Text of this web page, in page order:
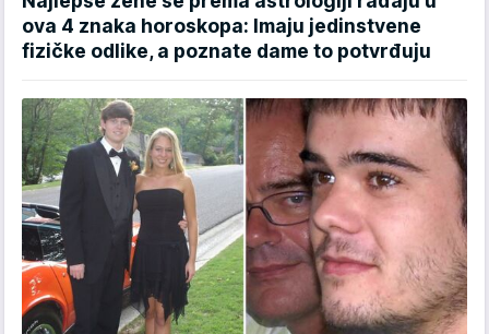
ova 4 znaka horoskopa: Imaju jedinstvene
fizičke odlike, a poznate dame to potvrđuju